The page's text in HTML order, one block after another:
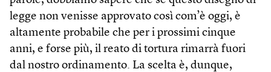
legge non venisse approvato così com’è oggi, è
altamente probabile che per i prossimi cinque
anni, e forse più, il reato di tortura rimarrà fuori
dal nostro ordinamento. La scelta è, dunque,